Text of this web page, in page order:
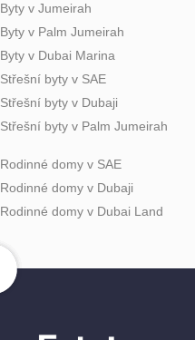
Byty v Jumeirah
Byty v Palm Jumeirah
Byty v Dubai Marina
Střešní byty v SAE
Střešní byty v Dubaji
Střešní byty v Palm Jumeirah
Rodinné domy v SAE
Rodinné domy v Dubaji
Rodinné domy v Dubai Land